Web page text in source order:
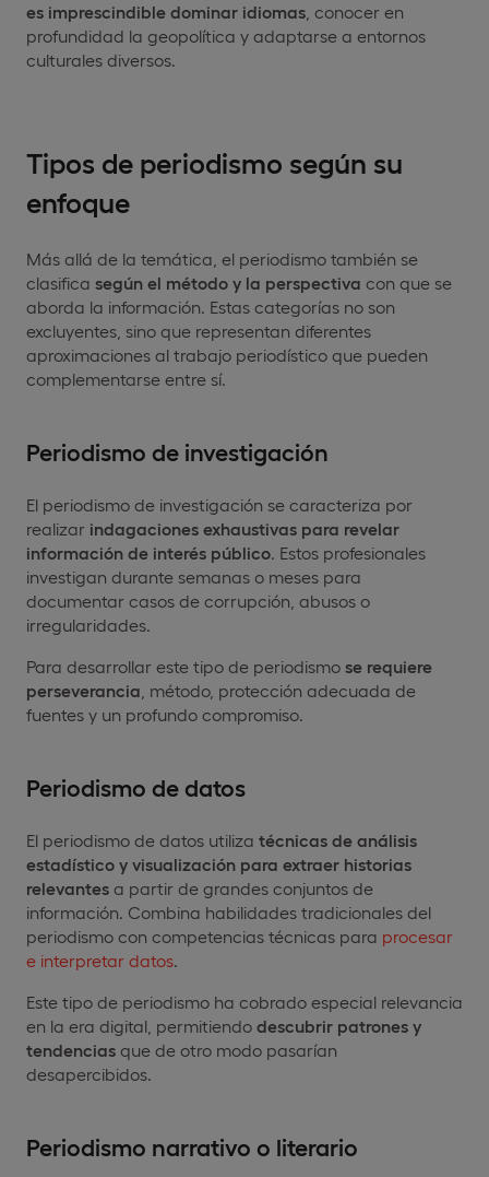
es imprescindible dominar idiomas , conocer en
profundidad la geopolítica y adaptarse a entornos
culturales diversos.
Tipos de periodismo según su
enfoque
Más allá de la temática, el periodismo también se
clasifica según el método y la perspectiva con que se
aborda la información. Estas categorías no son
excluyentes, sino que representan diferentes
aproximaciones al trabajo periodístico que pueden
complementarse entre sí.
Periodismo de investigación
El periodismo de investigación se caracteriza por
realizar indagaciones exhaustivas para revelar
información de interés público. Estos profesionales
investigan durante semanas o meses para
documentar casos de corrupción, abusos o
irregularidades.
Para desarrollar este tipo de periodismo se requiere
perseverancia , método, protección adecuada de
fuentes y un profundo compromiso.
Periodismo de datos
El periodismo de datos utiliza técnicas de análisis
estadístico y visualización para extraer historias
relevantes a partir de grandes conjuntos de
información. Combina habilidades tradicionales del
periodismo con competencias técnicas para procesar
e interpretar datos.
Este tipo de periodismo ha cobrado especial relevancia
en la era digital, permitiendo descubrir patrones y
tendencias que de otro modo pasarían
desapercibidos.
Periodismo narrativo o literario